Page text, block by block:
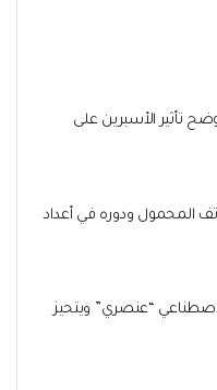
تأثير الأسبرين على
المحمول ودوره في أعداد
“عنصري” ويتحيز